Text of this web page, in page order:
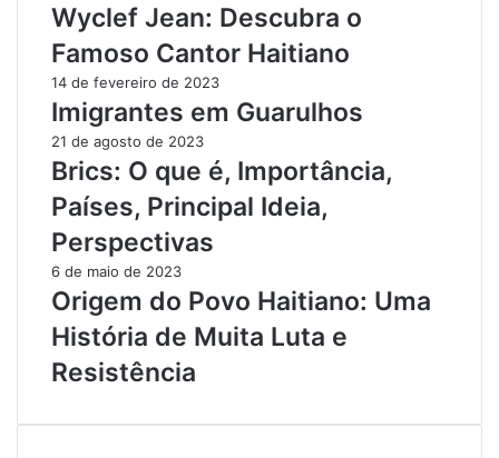
Wyclef Jean: Descubra o
Famoso Cantor Haitiano
14 de fevereiro de 2023
Imigrantes em Guarulhos
21 de agosto de 2023
Brics: O que é, Importância,
Países, Principal Ideia,
Perspectivas
6 de maio de 2023
Origem do Povo Haitiano: Uma
História de Muita Luta e
Resistência